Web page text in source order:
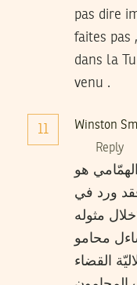
pas dire
faites pas
dans la
venu .
11 Winston
Reply
هو
ورد في
مثوله
محامو
القضاء